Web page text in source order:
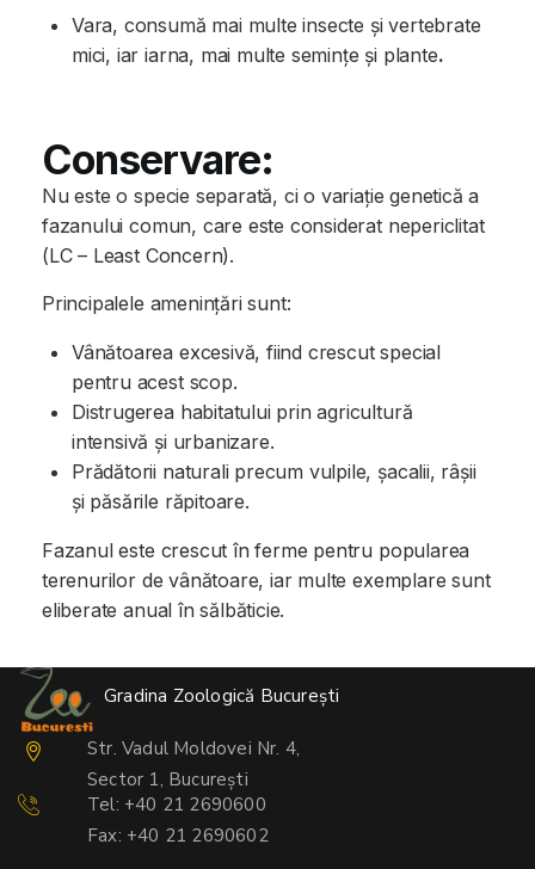
Vara, consumă mai multe insecte și vertebrate
mici, iar iarna, mai multe semințe și plante.
Conservare:
Nu este o specie separată, ci o variație genetică a
fazanului comun, care este considerat nepericlitat
(LC – Least Concern).
Principalele amenințări sunt:
Vânătoarea excesivă, fiind crescut special
pentru acest scop.
Distrugerea habitatului prin agricultură
intensivă și urbanizare.
Prădătorii naturali precum vulpile, șacalii, râșii
și păsările răpitoare.
Fazanul este crescut în ferme pentru popularea
terenurilor de vânătoare, iar multe exemplare sunt
eliberate anual în sălbăticie.
Gradina Zoologică București
Str. Vadul Moldovei Nr. 4,
Sector 1, București
Tel: +40 21 2690600
Fax: +40 21 2690602